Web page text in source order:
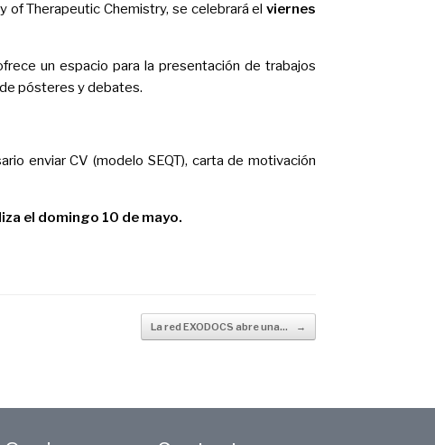
of Therapeutic Chemistry, se celebrará el viernes
un espacio para la presentación de trabajos
pósteres y debates.
enviar CV (modelo SEQT), carta de motivación
el domingo 10 de mayo.
La red EXODOCS abre una… →